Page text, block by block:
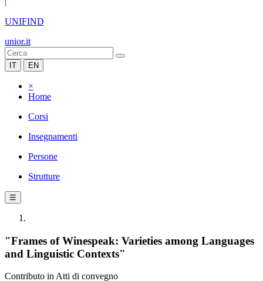
UNIFIND
unior.it
IT EN
×
Home
Corsi
Insegnamenti
Persone
Strutture
☰
"Frames of Winespeak: Varieties among Languages
and Linguistic Contexts"
Contributo in Atti di convegno